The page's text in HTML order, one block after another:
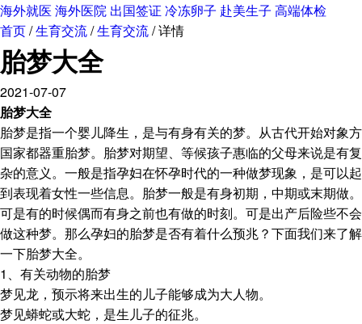
海外就医 海外医院 出国签证 冷冻卵子 赴美生子 高端体检
首页/生育交流/生育交流/详情
胎梦大全
2021-07-07
胎梦大全
胎梦是指一个婴儿降生，是与有身有关的梦。从古代开始对象方
国家都器重胎梦。胎梦对期望、等候孩子惠临的父母来说是有复
杂的意义。一般是指孕妇在怀孕时代的一种做梦现象，是可以起
到表现着女性一些信息。胎梦一般是有身初期，中期或末期做。
可是有的时候偶而有身之前也有做的时刻。可是出产后险些不会
做这种梦。那么孕妇的胎梦是否有着什么预兆？下面我们来了解
一下胎梦大全。
1、有关动物的胎梦
梦见龙，预示将来出生的儿子能够成为大人物。
梦见蟒蛇或大蛇，是生儿子的征兆。